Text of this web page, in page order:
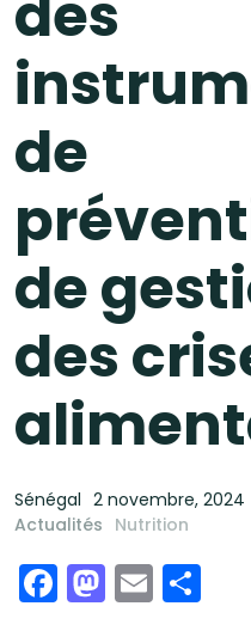
des
de
de
des
Sénégal
2 novembre, 2024
Actualités Nutrition
Facebook
Email